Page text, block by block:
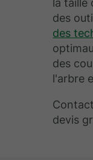
des
des
des
l'arbre
devis